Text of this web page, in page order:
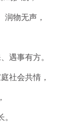
润物无声，
遇事有方。
社会共情，